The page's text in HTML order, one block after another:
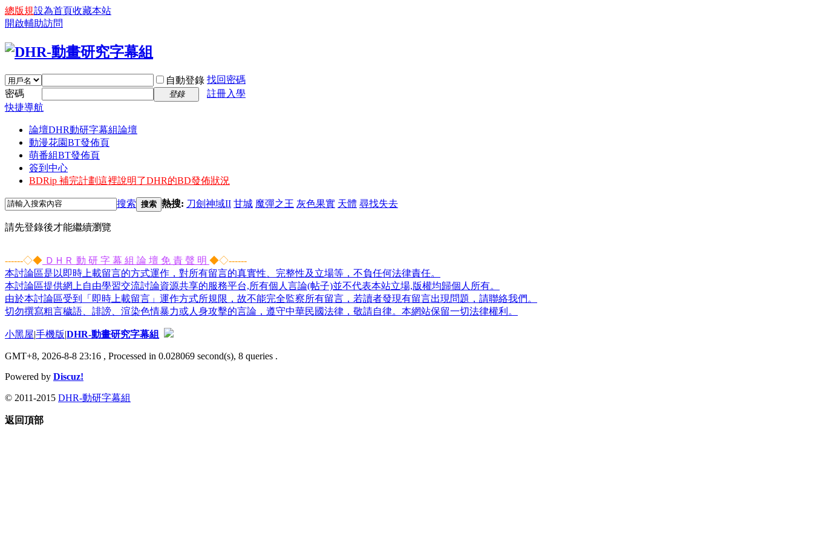
總版規設為首頁收藏本站
開啟輔助訪問
自動登錄 找回密碼
密碼
登錄
註冊入學
快捷導航
論壇DHR動研字幕組論壇
動漫花園BT發佈頁
萌番組BT發佈頁
簽到中心
BDRip 補完計劃這裡說明了DHR的BD發佈狀況
搜索 搜索 熱搜: 刀劍神域II 甘城 魔彈之王 灰色果實 天體 尋找失去
請先登錄後才能繼續瀏覽
------◇◆ ＤＨＲ 動 研 字 幕 組 論 壇 免 責 聲 明 ◆◇------
本討論區是以即時上載留言的方式運作，對所有留言的真實性、完整性及立場等，不負任何法律責任。
本討論區提供網上自由學習交流討論資源共享的服務平台,所有個人言論(帖子)並不代表本站立場,版權均歸個人所有。
由於本討論區受到「即時上載留言」運作方式所規限，故不能完全監察所有留言，若讀者發現有留言出現問題，請聯絡我們。
切勿撰寫粗言穢語、誹謗、渲染色情暴力或人身攻擊的言論，遵守中華民國法律，敬請自律。本網站保留一切法律權利。
小黑屋|手機版|DHR-動畫研究字幕組
GMT+8, 2026-8-8 23:16 , Processed in 0.028069 second(s), 8 queries .
Powered by Discuz!
© 2011-2015 DHR-動研字幕組
返回頂部